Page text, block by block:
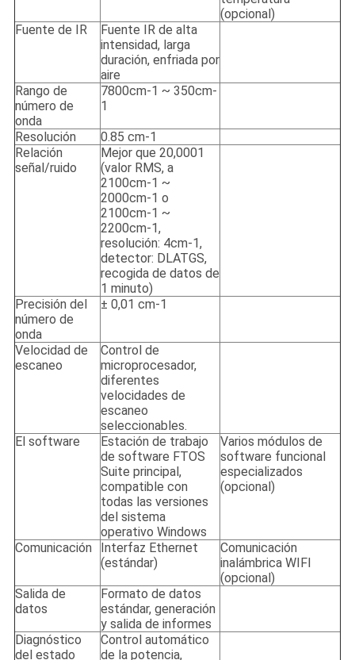
(opcional)
Fuente de IR
Fuente IR de alta
intensidad, larga
duración, enfriada por
aire
Rango de
número de
onda
7800cm-1 ~ 350cm-
1
Resolución
0.85 cm-1
Relación
señal/ruido
Mejor que 20,0001
(valor RMS, a
2100cm-1 ~
2000cm-1 o
2100cm-1 ~
2200cm-1,
resolución: 4cm-1,
detector: DLATGS,
recogida de datos de
1 minuto)
Precisión del
número de
onda
± 0,01 cm-1
Velocidad de
escaneo
Control de
microprocesador,
diferentes
velocidades de
escaneo
seleccionables.
El software
Estación de trabajo
de software FTOS
Suite principal,
compatible con
todas las versiones
del sistema
operativo Windows
Varios módulos de
software funcional
especializados
(opcional)
Comunicación
Interfaz Ethernet
(estándar)
Comunicación
inalámbrica WIFI
(opcional)
Salida de
datos
Formato de datos
estándar, generación
y salida de informes
Diagnóstico
del estado
Control automático
de la potencia,